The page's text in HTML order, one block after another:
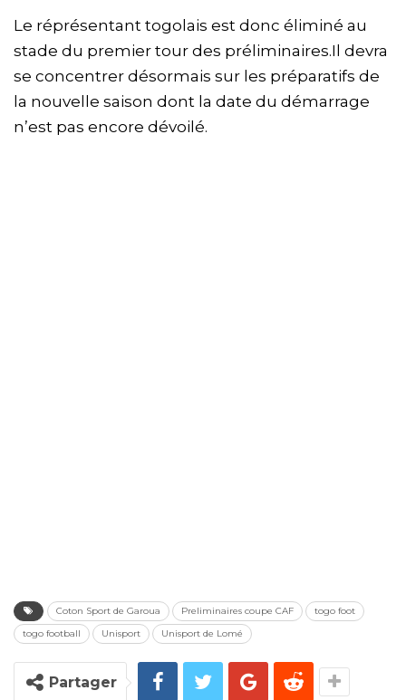
Le réprésentant togolais est donc éliminé au
stade du premier tour des préliminaires.Il devra
se concentrer désormais sur les préparatifs de
la nouvelle saison dont la date du démarrage
n’est pas encore dévoilé.
Coton Sport de Garoua Preliminaires coupe CAF
togo foot
togo football
Unisport Unisport de Lomé
Partager